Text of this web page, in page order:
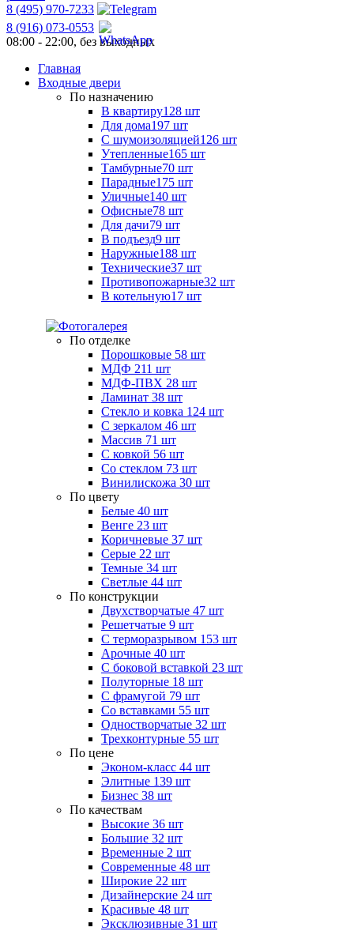
8 (495) 970-7233
8 (916) 073-0553
08:00 - 22:00, без выходных
Главная
Входные двери
По назначению
В квартиру128 шт
Для дома197 шт
С шумоизоляцией126 шт
Утепленные165 шт
Тамбурные70 шт
Парадные175 шт
Уличные140 шт
Офисные78 шт
Для дачи79 шт
В подъезд9 шт
Наружные188 шт
Технические37 шт
Противопожарные32 шт
В котельную17 шт
По отделке
Порошковые 58 шт
МДФ 211 шт
МДФ-ПВХ 28 шт
Ламинат 38 шт
Стекло и ковка 124 шт
С зеркалом 46 шт
Массив 71 шт
С ковкой 56 шт
Со стеклом 73 шт
Винилискожа 30 шт
По цвету
Белые 40 шт
Венге 23 шт
Коричневые 37 шт
Серые 22 шт
Темные 34 шт
Светлые 44 шт
По конструкции
Двухстворчатые 47 шт
Решетчатые 9 шт
С терморазрывом 153 шт
Арочные 40 шт
С боковой вставкой 23 шт
Полуторные 18 шт
С фрамугой 79 шт
Cо вставками 55 шт
Одностворчатые 32 шт
Трехконтурные 55 шт
По цене
Эконом-класс 44 шт
Элитные 139 шт
Бизнес 38 шт
По качествам
Высокие 36 шт
Большие 32 шт
Временные 2 шт
Современные 48 шт
Широкие 22 шт
Дизайнерские 24 шт
Красивые 48 шт
Эксклюзивные 31 шт